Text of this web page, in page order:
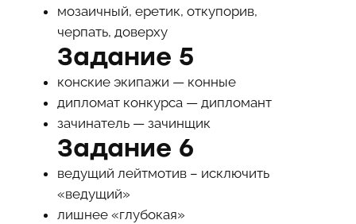
мозаичный, еретик, откупорив,
черпать, доверху
Задание 5
конские экипажи — конные
дипломат конкурса — дипломант
зачинатель — зачинщик
Задание 6
ведущий лейтмотив – исключить
«ведущий»
лишнее «глубокая»